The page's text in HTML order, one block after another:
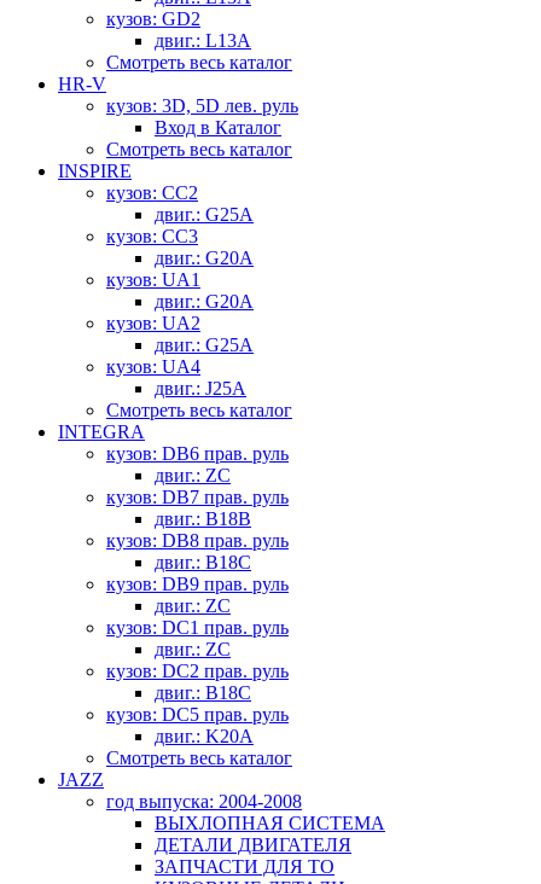
кузов: GD2
двиг.: L13A
Смотреть весь каталог
HR-V
кузов: 3D, 5D лев. руль
Вход в Каталог
Смотреть весь каталог
INSPIRE
кузов: CC2
двиг.: G25A
кузов: CC3
двиг.: G20A
кузов: UA1
двиг.: G20A
кузов: UA2
двиг.: G25A
кузов: UA4
двиг.: J25A
Смотреть весь каталог
INTEGRA
кузов: DB6 прав. руль
двиг.: ZC
кузов: DB7 прав. руль
двиг.: B18B
кузов: DB8 прав. руль
двиг.: B18C
кузов: DB9 прав. руль
двиг.: ZC
кузов: DC1 прав. руль
двиг.: ZC
кузов: DC2 прав. руль
двиг.: B18C
кузов: DC5 прав. руль
двиг.: K20A
Смотреть весь каталог
JAZZ
год выпуска: 2004-2008
ВЫХЛОПНАЯ СИСТЕМА
ДЕТАЛИ ДВИГАТЕЛЯ
ЗАПЧАСТИ ДЛЯ ТО